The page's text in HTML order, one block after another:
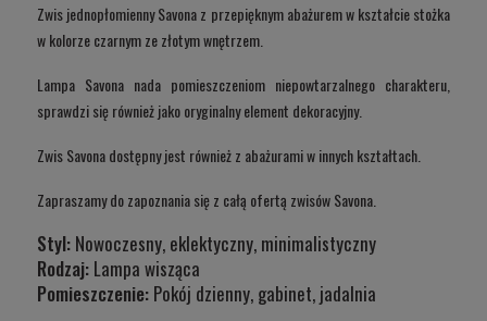
Zwis jednopłomienny Savona z przepięknym abażurem w kształcie stożka
w kolorze czarnym ze złotym wnętrzem.
Lampa Savona nada pomieszczeniom niepowtarzalnego charakteru,
sprawdzi się również jako oryginalny element dekoracyjny.
Zwis Savona dostępny jest również z abażurami w innych kształtach.
Zapraszamy do zapoznania się z całą ofertą zwisów Savona.
Styl: Nowoczesny, eklektyczny, minimalistyczny
Rodzaj: Lampa wisząca
Pomieszczenie: Pokój dzienny, gabinet, jadalnia